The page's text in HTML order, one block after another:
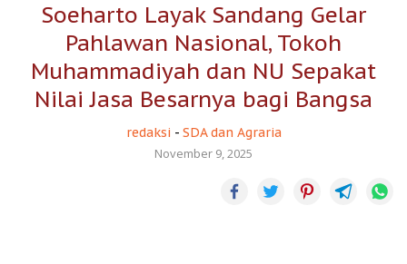
Soeharto Layak Sandang Gelar
Pahlawan Nasional, Tokoh
Muhammadiyah dan NU Sepakat
Nilai Jasa Besarnya bagi Bangsa
redaksi - SDA dan Agraria
November 9, 2025